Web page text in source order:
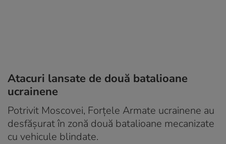
Atacuri lansate de două batalioane
ucrainene
Potrivit Moscovei, Forțele Armate ucrainene au
desfășurat în zonă două batalioane mecanizate
cu vehicule blindate.